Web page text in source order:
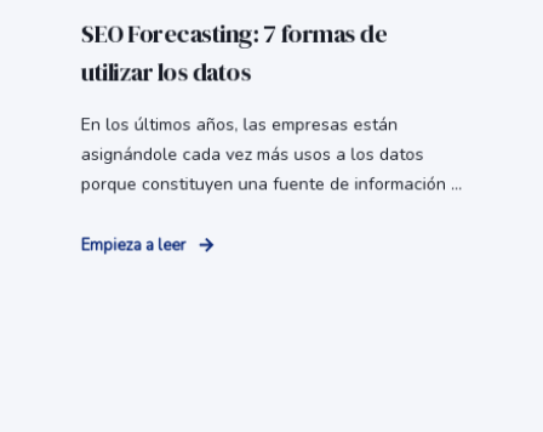
SEO Forecasting: 7 formas de
utilizar los datos
En los últimos años, las empresas están
asignándole cada vez más usos a los datos
porque constituyen una fuente de información ...
Empieza a leer